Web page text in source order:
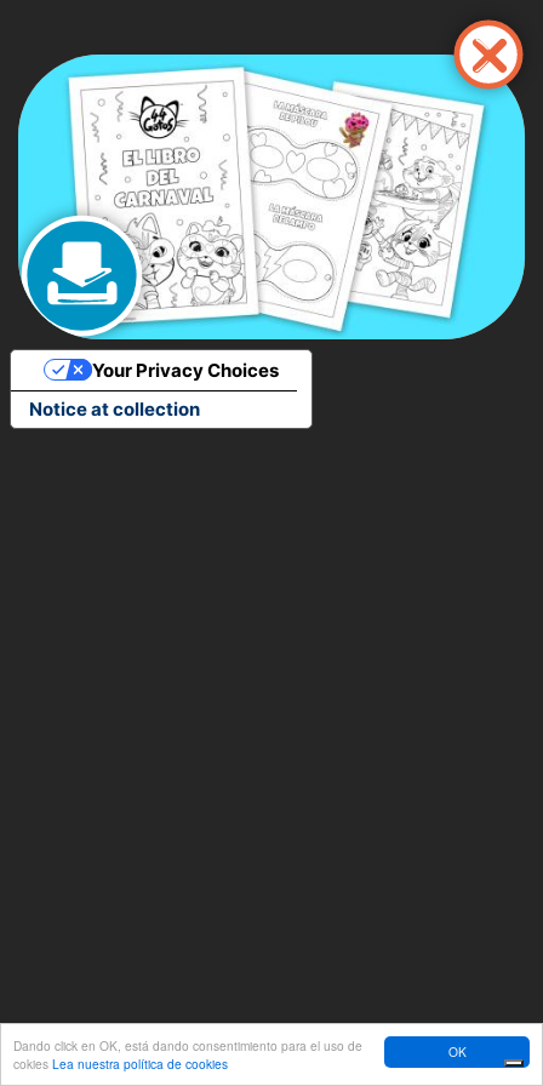
OK
Dando click en OK, está dando consentimiento para el uso de
cokies Lea nuestra política de cookies
contenido
principal
Notice at collection
Your Privacy Choices